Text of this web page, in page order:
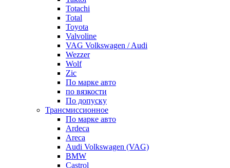
Totachi
Total
Toyota
Valvoline
VAG Volkswagen / Audi
Wezzer
Wolf
Zic
По марке авто
по вязкости
По допуску
Трансмиссионное
По марке авто
Ardeca
Areca
Audi Volkswagen (VAG)
BMW
Castrol